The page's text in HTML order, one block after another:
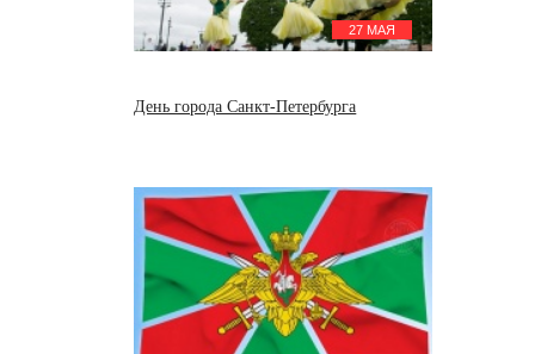
27 МАЯ
День города Санкт-Петербурга